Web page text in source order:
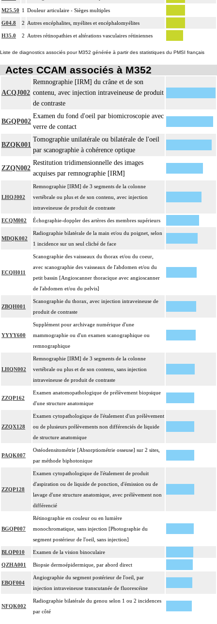
M25.50 1 Douleur articulaire - Sièges multiples
G04.8 2 Autres encéphalites, myélites et encéphalomyélites
H35.0 2 Autres rétinopathies et altérations vasculaires rétiniennes
Liste de diagnostics associés pour M352 générée à partir des statistiques du PMSI français
Actes CCAM associés à M352
ACQJ002
Remnographie [IRM] du crâne et de son
contenu, avec injection intraveineuse de produit
de contraste
BGQP002
Examen du fond d'oeil par biomicroscopie avec
verre de contact
BZQK001
Tomographie unilatérale ou bilatérale de l'oeil
par scanographie à cohérence optique
ZZQN002
Restitution tridimensionnelle des images
acquises par remnographie [IRM]
LHQJ002
Remnographie [IRM] de 3 segments de la colonne
vertébrale ou plus et de son contenu, avec injection
intraveineuse de produit de contraste
ECQM002 Échographie-doppler des artères des membres supérieurs
MDQK002
Radiographie bilatérale de la main et/ou du poignet, selon
1 incidence sur un seul cliché de face
ECQH011
Scanographie des vaisseaux du thorax et/ou du coeur,
avec scanographie des vaisseaux de l'abdomen et/ou du
petit bassin [Angioscanner thoracique avec angioscanner
de l'abdomen et/ou du pelvis]
ZBQH001
Scanographie du thorax, avec injection intraveineuse de
produit de contraste
YYYY600
Supplément pour archivage numérique d'une
mammographie ou d'un examen scanographique ou
remnographique
LHQN002
Remnographie [IRM] de 3 segments de la colonne
vertébrale ou plus et de son contenu, sans injection
intraveineuse de produit de contraste
ZZQP162
Examen anatomopathologique de prélèvement biopsique
d'une structure anatomique
ZZQX128
Examen cytopathologique de l'étalement d'un prélèvement
ou de plusieurs prélèvements non différenciés de liquide
de structure anatomique
PAQK007
Ostéodensitométrie [Absorptiométrie osseuse] sur 2 sites,
par méthode biphotonique
ZZQP128
Examen cytopathologique de l'étalement de produit
d'aspiration ou de liquide de ponction, d'émission ou de
lavage d'une structure anatomique, avec prélèvement non
différencié
BGQP007
Rétinographie en couleur ou en lumière
monochromatique, sans injection [Photographie du
segment postérieur de l'oeil, sans injection]
BLQP010 Examen de la vision binoculaire
QZHA001 Biopsie dermoépidermique, par abord direct
EBQF004
Angiographie du segment postérieur de l'oeil, par
injection intraveineuse transcutanée de fluorescéine
NFQK002
Radiographie bilatérale du genou selon 1 ou 2 incidences
par côté